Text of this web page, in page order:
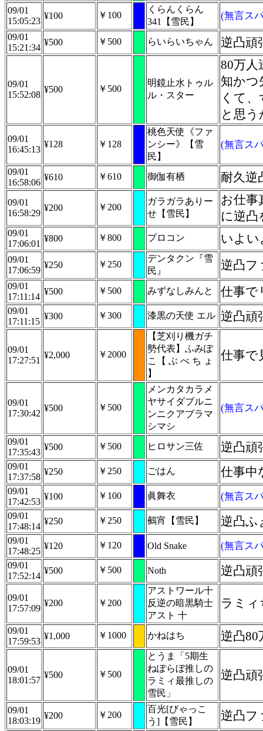
09/01
15:05:23
¥100 ￥100
くらんくらん
341【雪民】
(無言ス
09/01
15:21:34
¥500 ￥500 らいらいちゃん 逆凸頑
09/01
15:52:08
¥500 ￥500
明鏡止水トゥル
ル・スター
80万
知かつ
くて
と思
09/01
16:45:13
¥128 ￥128
桃色天使《ファ
ンシー》【雪
民】
(無言ス
09/01
16:58:06
¥610 ￥610 御伽有栖 耐久逆
09/01
16:58:29
¥200 ￥200
ガラガラありー
せ【雪民】
お仕事
に逆
09/01
17:06:01
¥800 ￥800 プロコン いよい
09/01
17:06:59
¥250 ￥250
デンタクン『雪
民』
逆凸フ
09/01
17:11:14
¥500 ￥500 みずなしみんと 仕事で
09/01
17:11:15
¥300 ￥300 漆黒の天使 エル 逆凸頑
09/01
17:27:51
¥2,000 ￥2000
【芝刈り機ガチ
勢代表】ふみぽ
こ【 ぶ べ ち ょ
】
仕事で
09/01
17:30:42
¥500 ￥500
メンカタカラメ
ヤサイダブルニ
ンニクアブラマ
シマシ
(無言ス
09/01
17:35:43
¥500 ￥500 ヒロサン三佐 逆凸頑
09/01
17:37:58
¥250 ￥250 ごはん 仕事中
09/01
17:42:53
¥100 ￥100 眞舞衣 (無言ス
09/01
17:48:14
¥250 ￥250 鵺宵【雪民】 逆凸ふ
09/01
17:48:25
¥120 ￥120 Old Snake (無言ス
09/01
17:52:14
¥500 ￥500 Noth 逆凸頑
09/01
17:57:09
¥200 ￥200
アストワール十
反逆の暗黒騎士
アスト 十
ラミ
09/01
17:59:53
¥1,000 ￥1000 かねはち 逆凸80
09/01
18:01:57
¥500 ￥500
とうま「5期生
ねぽらぼ推しの
ラミィ最推しの
雪民」
逆凸頑
09/01
18:03:19
¥200 ￥200
百光[びゃっこ
う]【雪民】
逆凸フ